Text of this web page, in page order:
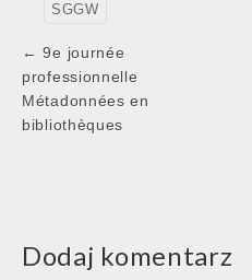
SGGW
Post
navigation
← 9e journée
professionnelle
Métadonnées en
bibliothèques
Dodaj komentarz